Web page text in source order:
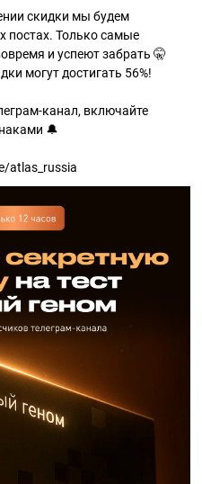
скидки мы будем
постах. Только самые
и успеют забрать 🤫
могут достигать 56%!
канал, включайте
🔔
atlas_russia